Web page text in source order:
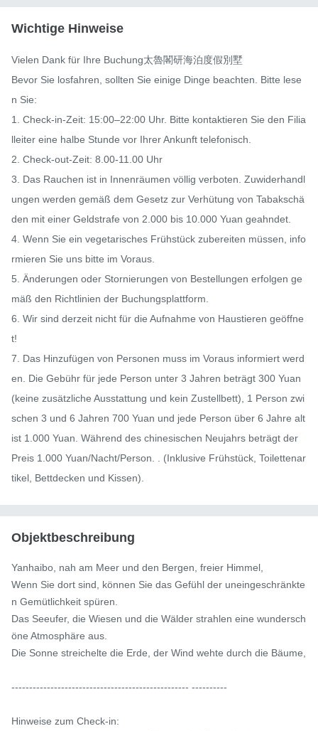
Wichtige Hinweise
Vielen Dank für Ihre Buchung太魯閣研海泊度假別墅
Bevor Sie losfahren, sollten Sie einige Dinge beachten. Bitte lese
n Sie:
1. Check-in-Zeit: 15:00–22:00 Uhr. Bitte kontaktieren Sie den Filia
lleiter eine halbe Stunde vor Ihrer Ankunft telefonisch.
2. Check-out-Zeit: 8.00-11.00 Uhr
3. Das Rauchen ist in Innenräumen völlig verboten. Zuwiderhandl
ungen werden gemäß dem Gesetz zur Verhütung von Tabakschä
den mit einer Geldstrafe von 2.000 bis 10.000 Yuan geahndet.
4. Wenn Sie ein vegetarisches Frühstück zubereiten müssen, info
rmieren Sie uns bitte im Voraus.
5. Änderungen oder Stornierungen von Bestellungen erfolgen ge
mäß den Richtlinien der Buchungsplattform.
6. Wir sind derzeit nicht für die Aufnahme von Haustieren geöffne
t!
7. Das Hinzufügen von Personen muss im Voraus informiert werd
en. Die Gebühr für jede Person unter 3 Jahren beträgt 300 Yuan
(keine zusätzliche Ausstattung und kein Zustellbett), 1 Person zwi
schen 3 und 6 Jahren 700 Yuan und jede Person über 6 Jahre alt
ist 1.000 Yuan. Während des chinesischen Neujahrs beträgt der
Preis 1.000 Yuan/Nacht/Person. . (Inklusive Frühstück, Toilettenar
tikel, Bettdecken und Kissen).
Objektbeschreibung
Yanhaibo, nah am Meer und den Bergen, freier Himmel,
Wenn Sie dort sind, können Sie das Gefühl der uneingeschränkte
n Gemütlichkeit spüren.
Das Seeufer, die Wiesen und die Wälder strahlen eine wundersch
öne Atmosphäre aus.
Die Sonne streichelte die Erde, der Wind wehte durch die Bäume,
-------------------------------------------------- ----------
Hinweise zum Check-in: